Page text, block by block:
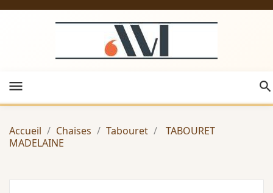
menu
Accueil Chaises Tabouret
TABOURET
MADELAINE